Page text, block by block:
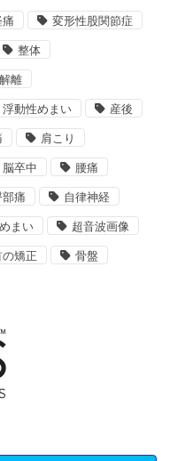
変形性股関節症
整体
離
浮動性めまい 産後
肩こり
脳卒中 腰痛
部痛 自律神経
まい 超音波画像
の矯正 骨盤